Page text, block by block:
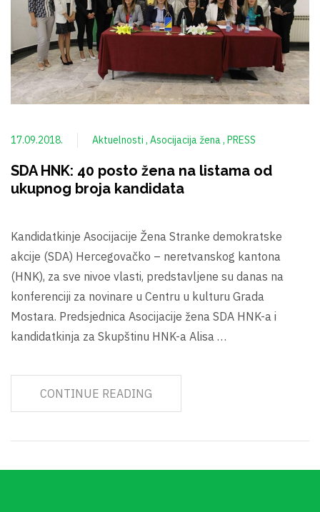
17.09.2018. Aktuelnosti Asocijacija žena PRESS
SDA HNK: 40 posto žena na listama od
ukupnog broja kandidata
Kandidatkinje Asocijacije Žena Stranke demokratske
akcije (SDA) Hercegovačko – neretvanskog kantona
(HNK), za sve nivoe vlasti, predstavljene su danas na
konferenciji za novinare u Centru u kulturu Grada
Mostara. Predsjednica Asocijacije žena SDA HNK-a i
kandidatkinja za Skupštinu HNK-a Alisa …
CONTINUE READING